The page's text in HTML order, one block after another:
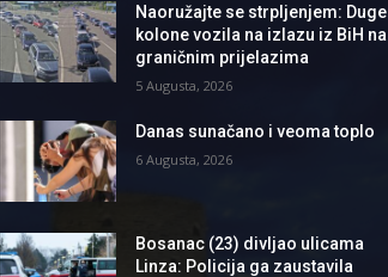
Naoružajte se strpljenjem: Duge
kolone vozila na izlazu iz BiH na
graničnim prijelazima
5 Augusta, 2026
Danas sunačano i veoma toplo
6 Augusta, 2026
Bosanac (23) divljao ulicama
Linza: Policija ga zaustavila